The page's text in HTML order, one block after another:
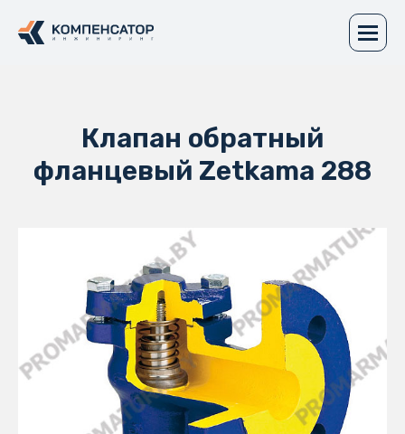
Клапан обратный
фланцевый Zetkama 288